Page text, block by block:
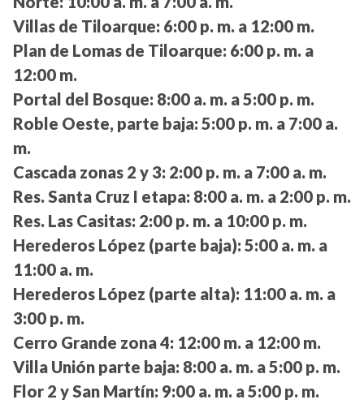
Villas de Tiloarque: 6:00 p. m. a 12:00 m.
Plan de Lomas de Tiloarque: 6:00 p. m. a
12:00 m.
Portal del Bosque: 8:00 a. m. a 5:00 p. m.
Roble Oeste, parte baja: 5:00 p. m. a 7:00 a.
m.
Cascada zonas 2 y 3: 2:00 p. m. a 7:00 a. m.
Res. Santa Cruz I etapa: 8:00 a. m. a 2:00 p. m.
Res. Las Casitas: 2:00 p. m. a 10:00 p. m.
Herederos López (parte baja): 5:00 a. m. a
11:00 a. m.
Herederos López (parte alta): 11:00 a. m. a
3:00 p. m.
Cerro Grande zona 4: 12:00 m. a 12:00 m.
Villa Unión parte baja: 8:00 a. m. a 5:00 p. m.
Flor 2 y San Martín: 9:00 a. m. a 5:00 p. m.